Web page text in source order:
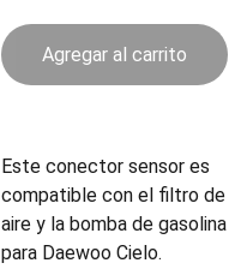
Agregar al carrito
Este conector sensor es
compatible con el filtro de
aire y la bomba de gasolina
para Daewoo Cielo.